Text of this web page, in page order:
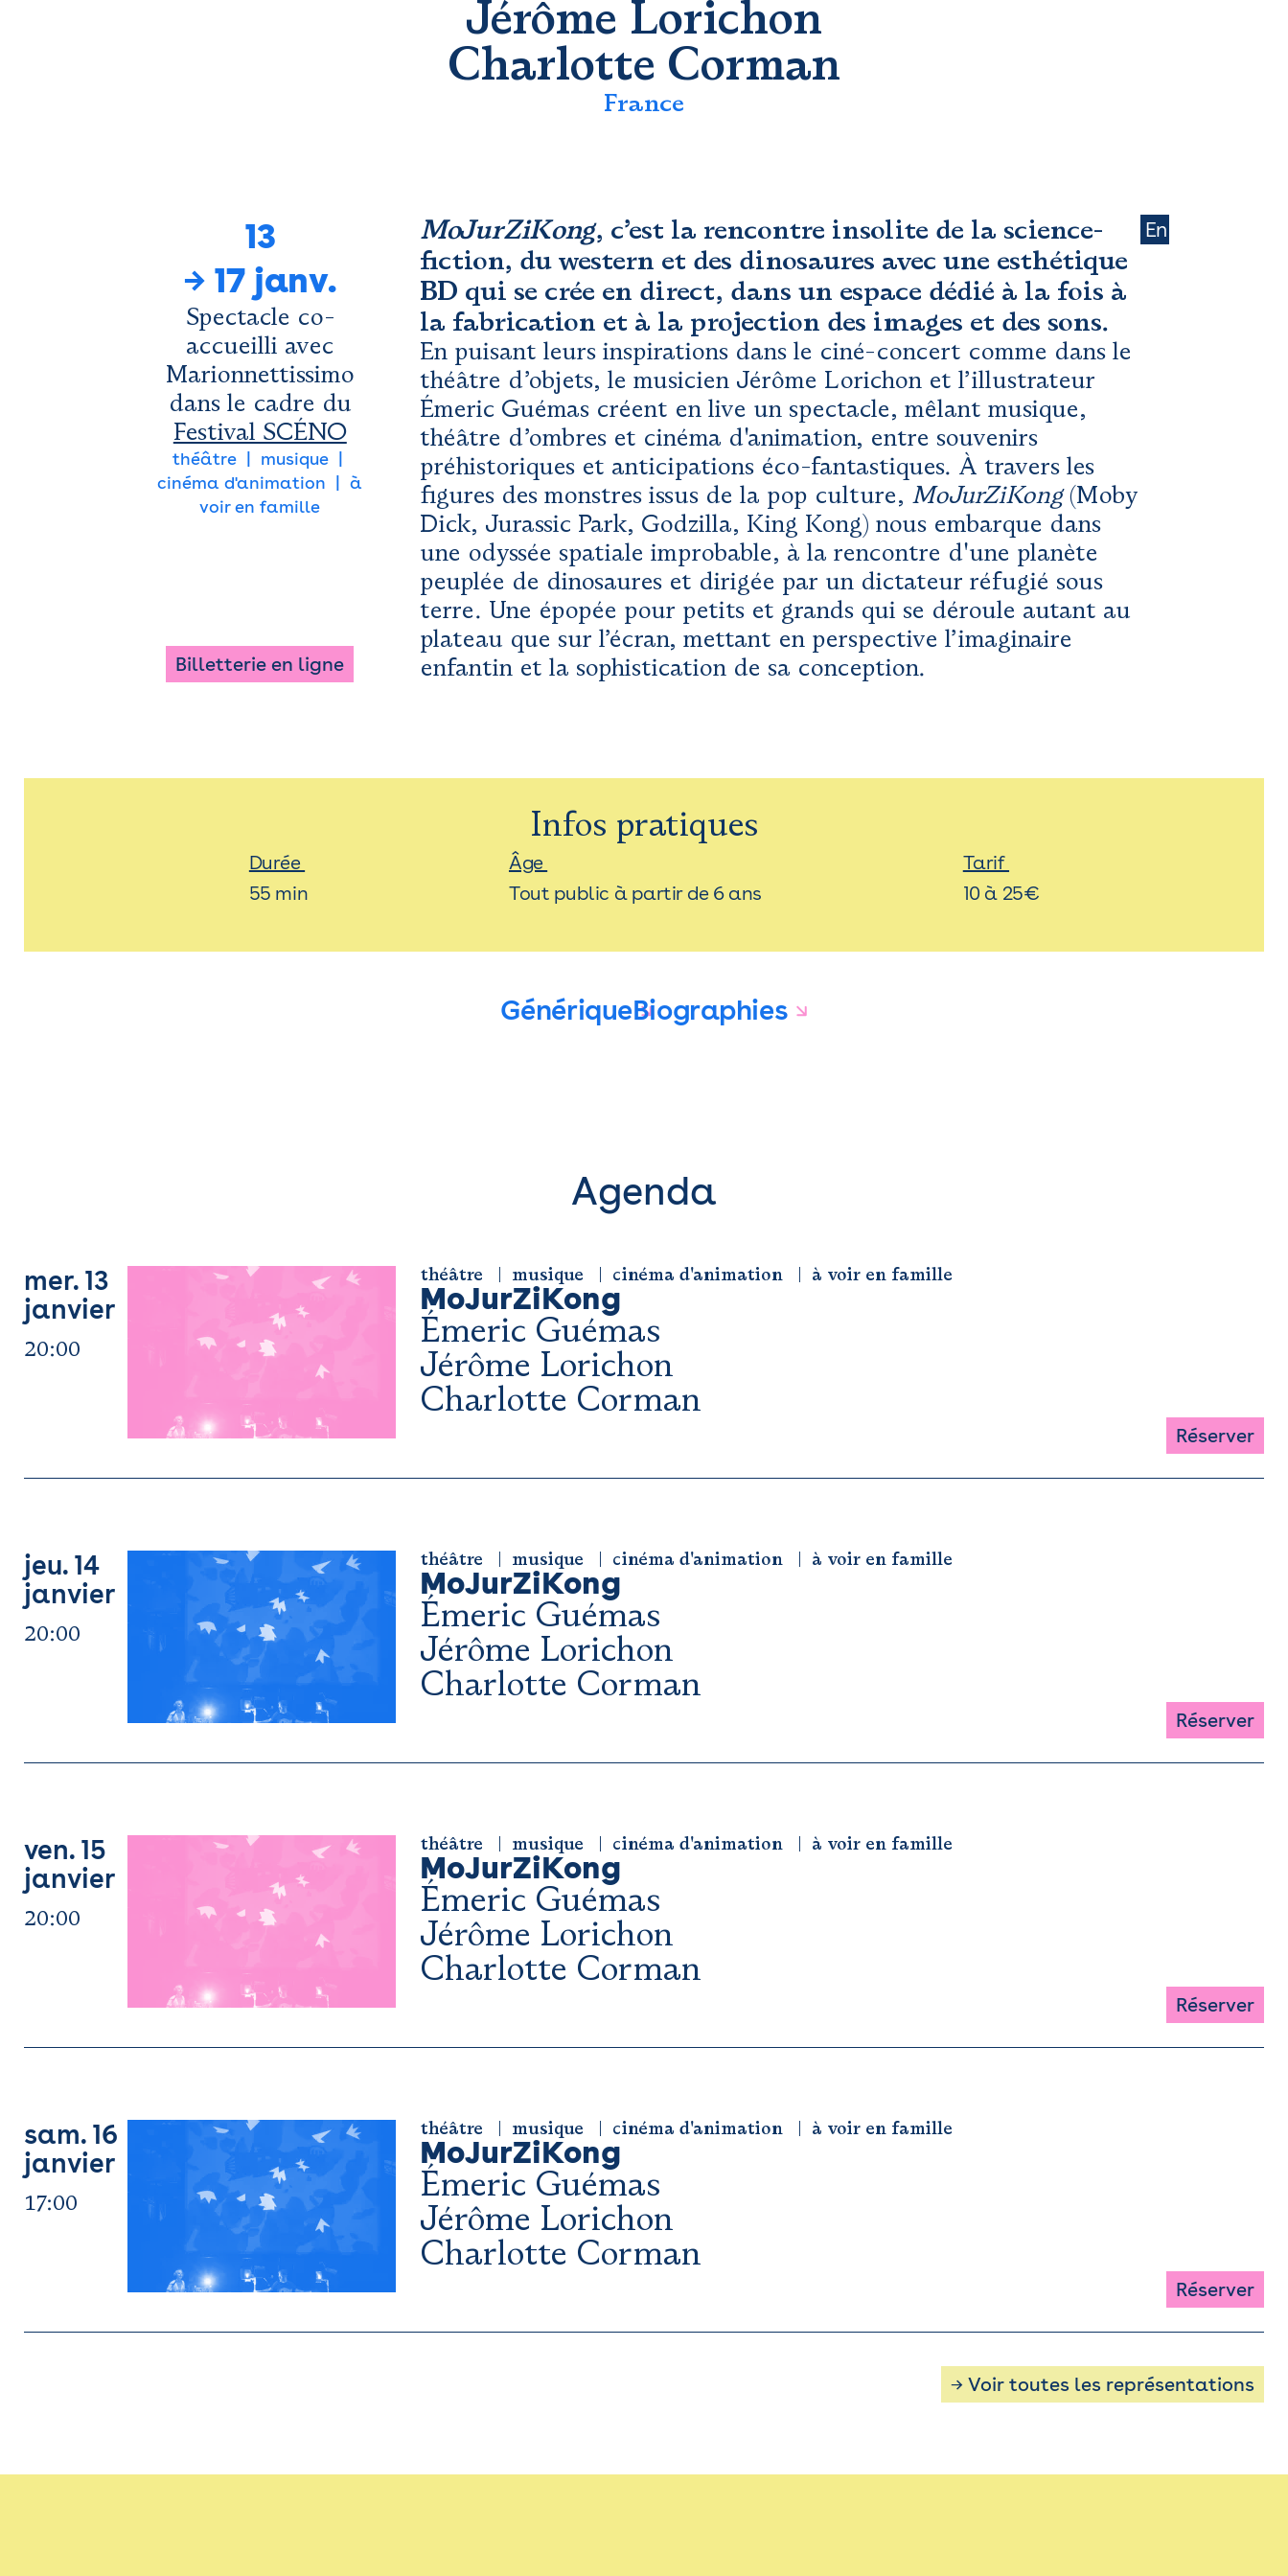
Jérôme Lorichon
Charlotte Corman
France
13
→ 17 janv.
Spectacle co-
accueilli avec
Marionnettissimo
dans le cadre du
Festival SCÉNO
théâtre
musique
cinéma d'animation
à
voir en famille
Billetterie en ligne
En
MoJurZiKong, c’est la rencontre insolite de la science-
fiction, du western et des dinosaures avec une esthétique
BD qui se crée en direct, dans un espace dédié à la fois à
la fabrication et à la projection des images et des sons.
En puisant leurs inspirations dans le ciné-concert comme dans le
théâtre d’objets, le musicien Jérôme Lorichon et l’illustrateur
Émeric Guémas créent en live un spectacle, mêlant musique,
théâtre d’ombres et cinéma d'animation, entre souvenirs
préhistoriques et anticipations éco-fantastiques. À travers les
figures des monstres issus de la pop culture, MoJurZiKong(Moby
Dick, Jurassic Park, Godzilla, King Kong) nous embarque dans
une odyssée spatiale improbable, à la rencontre d'une planète
peuplée de dinosaures et dirigée par un dictateur réfugié sous
terre. Une épopée pour petits et grands qui se déroule autant au
plateau que sur l’écran, mettant en perspective l’imaginaire
enfantin et la sophistication de sa conception.
Infos pratiques
Durée
55 min
Âge
Tout public à partir de 6 ans
Tarif
10 à 25€
GénériqueBiographies
Agenda
mer. 13
janvier
20:00
théâtre musique cinéma d'animation à voir en famille
Émeric Guémas
Jérôme Lorichon
Charlotte Corman
MoJurZiKong
Réserver
jeu. 14
janvier
20:00
théâtre musique cinéma d'animation à voir en famille
Émeric Guémas
Jérôme Lorichon
Charlotte Corman
MoJurZiKong
Réserver
ven. 15
janvier
20:00
théâtre musique cinéma d'animation à voir en famille
Émeric Guémas
Jérôme Lorichon
Charlotte Corman
MoJurZiKong
Réserver
sam. 16
janvier
17:00
théâtre musique cinéma d'animation à voir en famille
Émeric Guémas
Jérôme Lorichon
Charlotte Corman
MoJurZiKong
Réserver
→ Voir toutes les représentations